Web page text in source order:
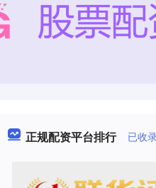
正规配资平台排行 已收